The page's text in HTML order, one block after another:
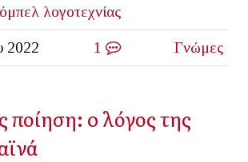
λογοτεχνίας
2022 1 Γνώμες
ποίηση: o λόγος της